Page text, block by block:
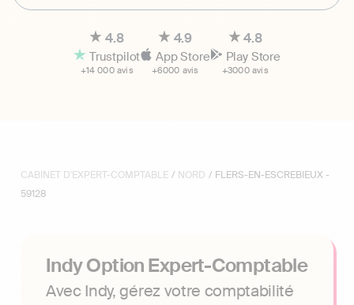
4.8
Trustpilot
+14 000 avis
4.9
App Store
+6000 avis
4.8
Play Store
+3000 avis
CABINET D'EXPERT-COMPTABLE / NORD / FLERS-EN-ESCREBIEUX -
59128
Indy Option Expert-Comptable
Avec Indy, gérez votre comptabilité